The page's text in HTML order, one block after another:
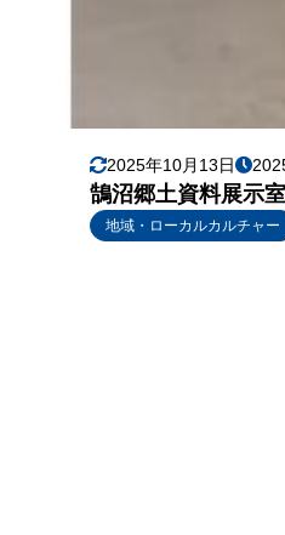
2025年10月13日
鵠沼郷土資料展示
地域・ローカルカルチャー